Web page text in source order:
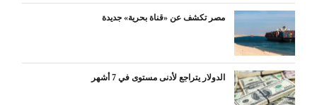
مصر تكشف عن «قناة بحرية» جديدة
الدولار يتراجع لأدنى مستوى في 7 أشهر